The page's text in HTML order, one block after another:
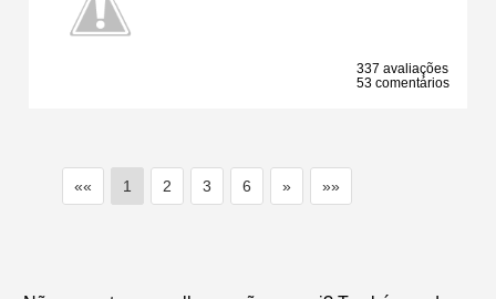
337 avaliações
53 comentários
«« 1 2 3 6 » »»